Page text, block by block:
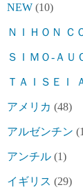
NEW (10)
ＮＩＨＯＮ Ｃ
ＳＩＭＯ-ＡＵ
ＴＡＩＳＥＩ
アメリカ (48)
アルゼンチン
アンチル (1)
イギリス (29)